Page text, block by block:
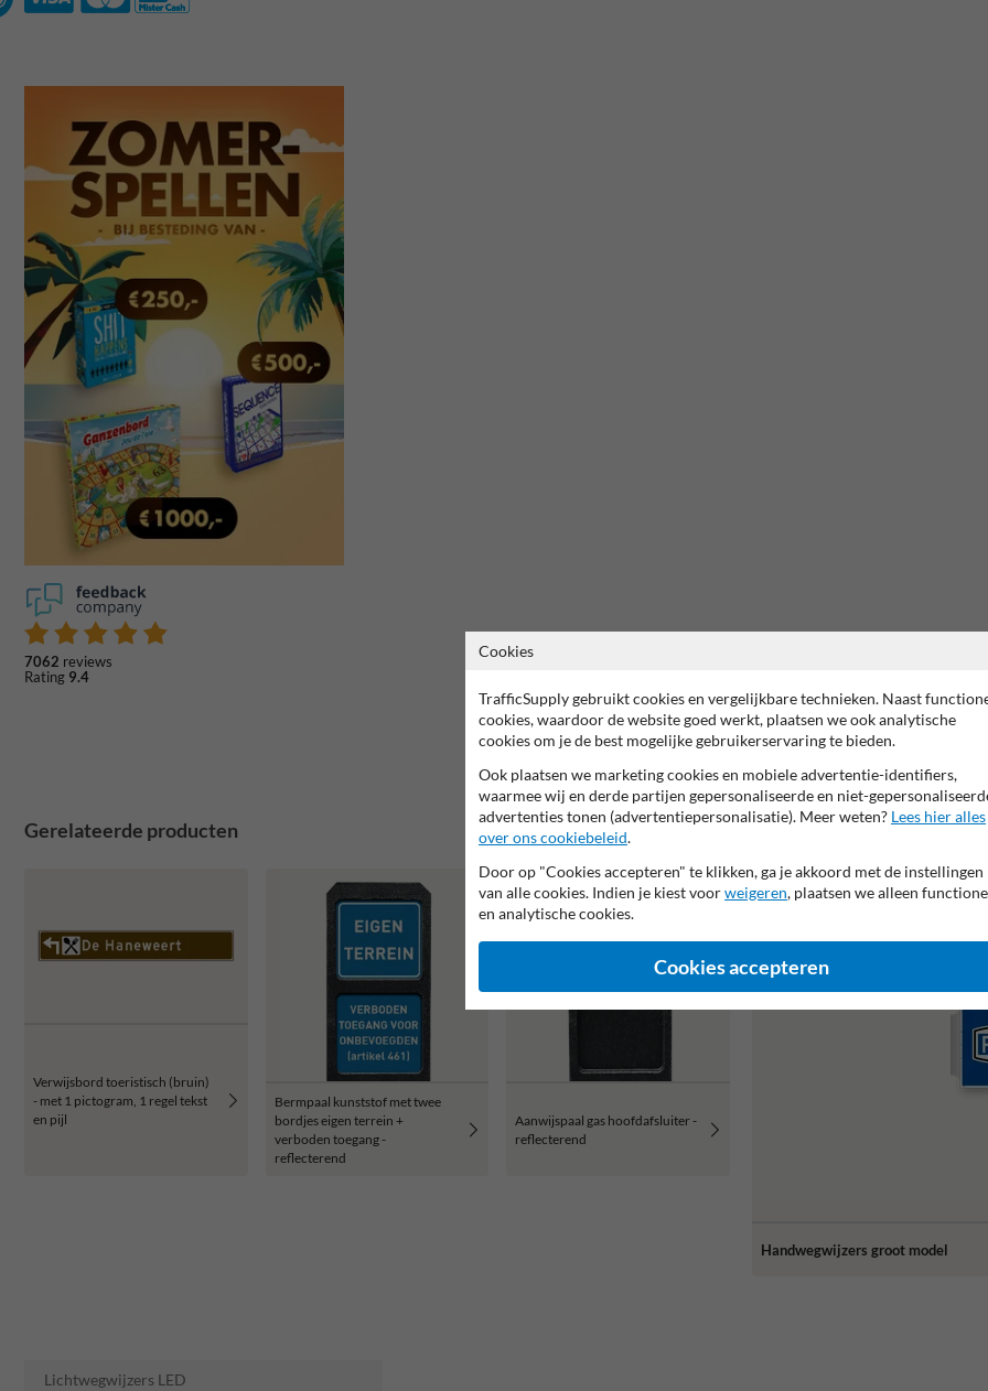
7062 reviews
Rating 9.4
Gerelateerde producten
Verwijsbord toeristisch (bruin)
- met 1 pictogram, 1 regel tekst
en pijl
Bermpaal kunststof met twee
bordjes eigen terrein +
verboden toegang -
reflecterend
Aanwijspaal gas hoofdafsluiter -
reflecterend
Of zocht je dit?
Handwegwijzers groot model
Lichtwegwijzers LED
Cookies
TrafficSupply gebruikt cookies en vergelijkbare technieken. Naast
cookies, waardoor de website goed werkt, plaatsen we ook analytische
cookies om je de best mogelijke gebruikerservaring te bieden.
Ook plaatsen we marketing cookies en mobiele advertentie-identifiers,
waarmee wij en derde partijen gepersonaliseerde en niet-
advertenties tonen (advertentiepersonalisatie). Meer weten? Lees hier alles
over ons cookiebeleid.
Door op "Cookies accepteren" te klikken, ga je akkoord met de instellingen
van alle cookies. Indien je kiest voorweigeren, plaatsen we alleen
en analytische cookies.
Cookies accepteren